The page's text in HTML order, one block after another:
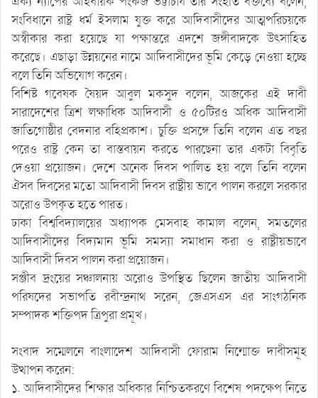
সংবিধানে রাষ্ট্র ধর্ম ইসলাম যুক্ত করে আদিবাসীদের আত্মপরিচয়কে
অস্বীকার করা হয়েছে যা পক্ষান্তরে এদশে জঙ্গীবাদকে উৎসাহিত
করেছে। এছাড়া উন্নয়নের নামে আদিবাসীদের ভূমি কেড়ে নেওয়া হচ্ছে
বলে তিনি অভিযোগ করেন।
বিশিষ্ট গবেষক ষৈয়দ আবুল মকসুদ বলেন, আজকের এই দাবী
সারাদেশের ত্রিশ লক্ষাধিক আদিবাসী ও ৫০টিরও অধিক আদিবাসী
জাতিগোষ্ঠীর বেদনার বহিপ্রকাশ। চুক্তি প্রসঙ্গে তিনি বলেন এত বছর
পরেও রাষ্ট্র কেন তা বাস্তবায়ন করতে পারছেনা তার একটা বিবৃতি
দেওয়া প্রয়োজন। দেশে অনেক দিবস পালিত হয় বলে তিনি বলেন
ঐসব দিবসের মতো আদিবাসী দিবস রাষ্ট্রীয় ভাবে পালন করলে সরকার
অরোও উপকৃত হতে পারত।
ঢাকা বিশ্ববিদ্যালয়ের অধ্যাপক মেসবাহ কামাল বলেন, সমতলের
আদিবাসীদের বিদ্যমান ভূমি সমস্যা সমাধান করা ও রাষ্ট্রীয়ভাবে
আদিবাসী দিবস পালন করা প্রয়োজন।
সঞ্জীব দ্রংয়ের সঞ্চালনায় অরোও উপস্থিত ছিলেন জাতীয় আদিবাসী
পরিষদের সভাপতি রবীন্দ্রনাথ সরেন, জেএসএস এর সাংগঠনিক
সম্পাদক শক্তিপদ ত্রিপুরা প্রমূখ।
সংবাদ সম্মেলনে বাংলাদেশ আদিবাসী ফোরাম নিন্মোক্ত দাবীসমূহ
উত্থাপন করেন:
১. আদিবাসীদের শিক্ষার অধিকার নিশ্চিতকরণে বিশেষ পদক্ষেপ নিতে